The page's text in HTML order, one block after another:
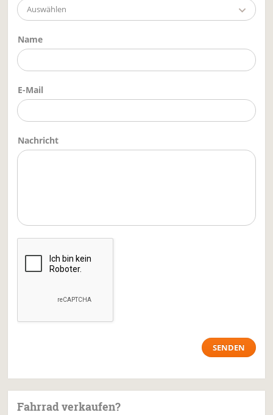
Auswählen
Name
E-Mail
Nachricht
Fahrrad verkaufen?